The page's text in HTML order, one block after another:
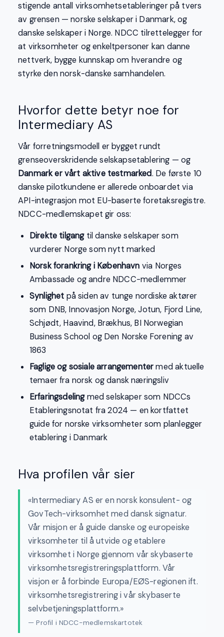
stigende antall virksomhetsetableringer på tvers
av grensen — norske selskaper i Danmark, og
danske selskaper i Norge. NDCC tilrettelegger for
at virksomheter og enkeltpersoner kan danne
nettverk, bygge kunnskap om hverandre og
styrke den norsk-danske samhandelen.
Hvorfor dette betyr noe for
Intermediary AS
Vår forretningsmodell er bygget rundt
grenseoverskridende selskapsetablering — og
Danmark er vårt aktive testmarked. De første 10
danske pilotkundene er allerede onboardet via
API-integrasjon mot EU-baserte foretaksregistre.
NDCC-medlemskapet gir oss:
Direkte tilgangtil danske selskaper som
vurderer Norge som nytt marked
Norsk forankring i København via Norges
Ambassade og andre NDCC-medlemmer
Synlighet på siden av tunge nordiske aktører
som DNB, Innovasjon Norge, Jotun, Fjord Line,
Schjødt, Haavind, Brækhus, BI Norwegian
Business School og Den Norske Forening av
1863
Faglige og sosiale arrangementermed aktuelle
temaer fra norsk og dansk næringsliv
Erfaringsdelingmed selskaper som NDCCs
Etableringsnotat fra 2024 — en kortfattet
guide for norske virksomheter som planlegger
etablering i Danmark
Hva profilen vår sier
«Intermediary AS er en norsk konsulent- og
GovTech-virksomhet med dansk signatur.
Vår misjon er å guide danske og europeiske
virksomheter til å utvide og etablere
virksomhet i Norge gjennom vår skybaserte
virksomhetsregistreringsplattform. Vår
visjon er å forbinde Europa/EØS-regionen ift.
virksomhetsregistrering i vår skybaserte
selvbetjeningsplattform.»
— Profil i NDCC-medlemskartotek